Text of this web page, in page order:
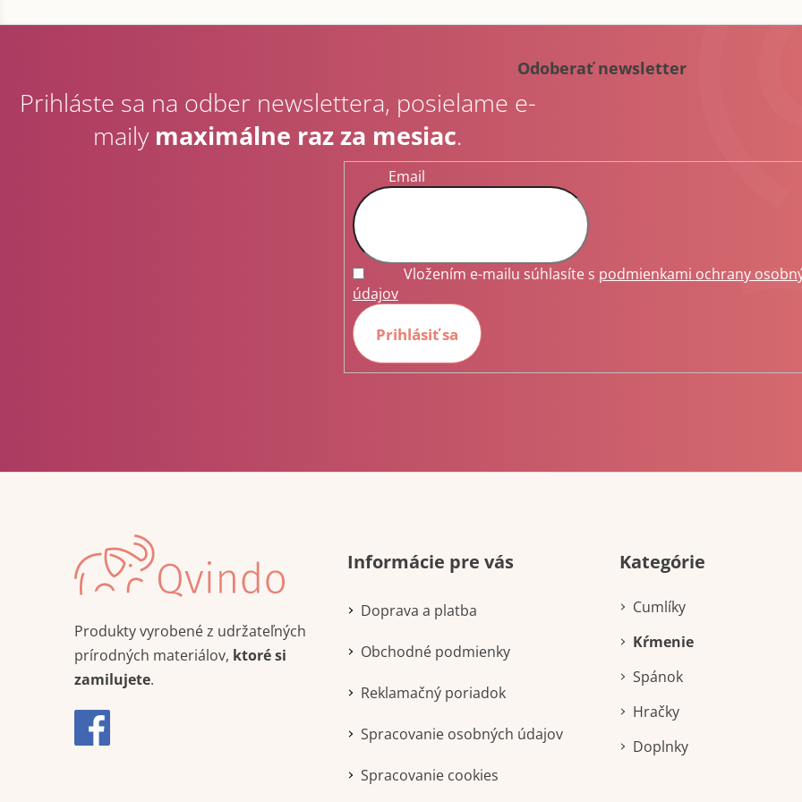
Z
Odoberať newsletter
Prihláste sa na odber newslettera, posielame e-
maily maximálne raz za mesiac.
Email
Vložením e-mailu súhlasíte s podmienkami ochrany
údajov
Prihlásiť sa
Produkty vyrobené z udržateľných
prírodných materiálov, ktoré si
zamilujete.
Informácie pre vás
Doprava a platba
Obchodné podmienky
Reklamačný poriadok
Spracovanie osobných údajov
Spracovanie cookies
kategórie
Kategórie
Cumlíky
Kŕmenie
Spánok
Hračky
Doplnky